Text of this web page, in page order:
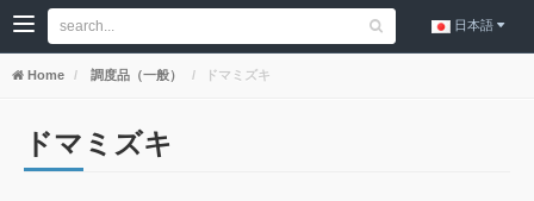
日本語
Home 調度品（一般） ドマミズキ
ドマミズキ